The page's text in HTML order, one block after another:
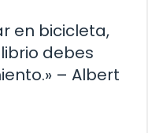
en bicicleta,
debes
– Albert